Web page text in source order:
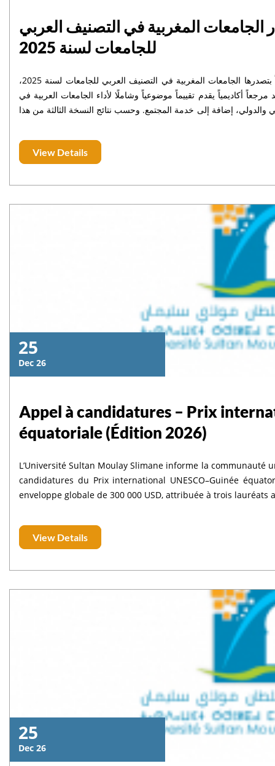
المغربية في التصنيف العربي
للجامعات لسنة 2025
حققت جامعة السلطان مولاي سليمان ببني ملال إنجازاً أكاديمياً بارزاً بتصدرها الجامعات المغربية في التصنيف العربي للجامعات لسنة 2025،
59 عربياً، ضمن تصنيف يُعد مرجعاً أكاديمياً يقدم تقييماً موضوعياً وشاملًا لأداء الجامعات العربية في
مجالات التعليم والبحث العلمي والابتكار وريادة الأعمال والتعاون المحلي والدولي، إضافة إلى خدمة المجتمع. وحسب نتائج النسخة الثالثة من هذا
يصدر عن مركز تصنيفات الجامعات العربية، ليؤكد المكانة المتقدمة التي باتت تحظى بها
جامعة السلطان مولاي سليمان، بفضل الانفتاح على الشراكات العلمية، وتطوير البحث العلمي، وتحسين جودة التكوين. كما يعكس هذا التتويج
سليمان على الصعيدين الوطني والدولي.
View Details
25
Dec 26
Appel à candidatures – Prix
équatoriale (Édition 2026)
L’Université Sultan Moulay Slimane informe la communauté
candidatures du Prix international UNESCO–Guinée
enveloppe globale de 300 000 USD, attribuée à trois lauréats
View Details
25
Dec 26